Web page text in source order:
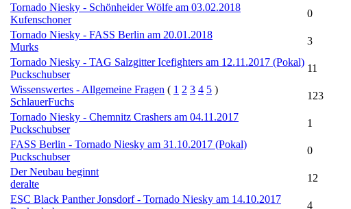
Tornado Niesky - Schönheider Wölfe am 03.02.2018
Kufenschoner
0
Tornado Niesky - FASS Berlin am 20.01.2018
Murks
3
Tornado Niesky - TAG Salzgitter Icefighters am 12.11.2017 (Pokal)
Puckschubser
11
Wissenswertes - Allgemeine Fragen ( 1 2 3 4 5 )
SchlauerFuchs
123
Tornado Niesky - Chemnitz Crashers am 04.11.2017
Puckschubser
1
FASS Berlin - Tornado Niesky am 31.10.2017 (Pokal)
Puckschubser
0
Der Neubau beginnt
deralte
12
ESC Black Panther Jonsdorf - Tornado Niesky am 14.10.2017
4